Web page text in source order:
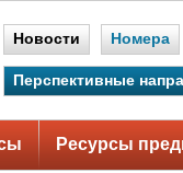
Новости Номера
Перспективные
Ресурсы